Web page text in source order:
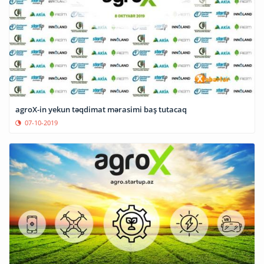
agroX-in yekun təqdimat mərasimi baş tutacaq
07-10-2019